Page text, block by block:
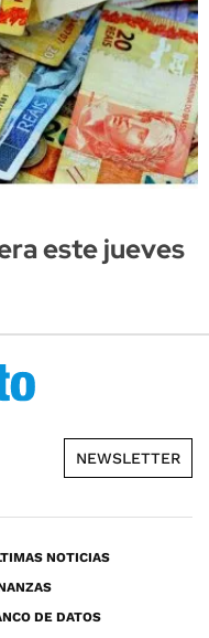
este jueves
NEWSLETTER
NOTICIAS
DE DATOS